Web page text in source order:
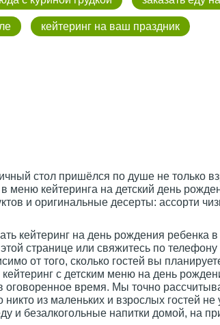
кейтеринг на ваш праздник
стол пришёлся по душе не только
меню кейтеринга на детский день
и оригинальные десерты: ассорти
кейтеринг на день рождения ребенка
странице или свяжитесь по телефону
от того, сколько гостей вы
с детским меню на день
время. Мы точно
из маленьких и взрослых гостей
и безалкогольные напитки домой, на